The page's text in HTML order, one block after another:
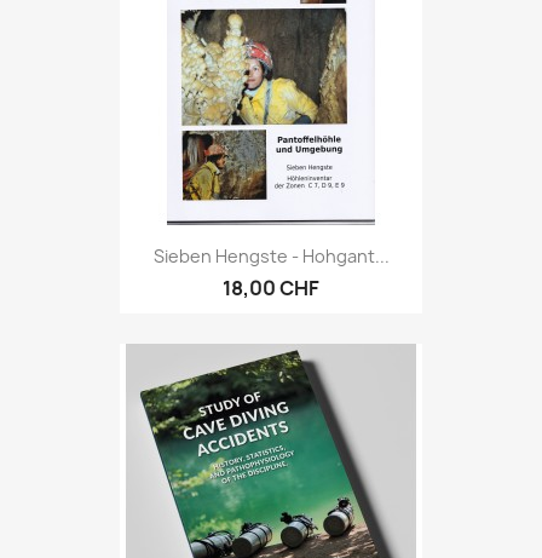
Sieben Hengste - Hohgant...
18,00 CHF